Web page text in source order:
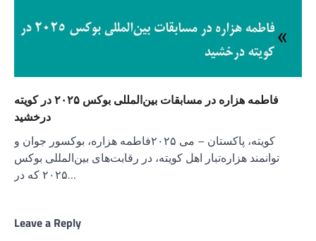
فاطمه هزاره در مسابقات بین‌المللی بوکس ۲۰۲۵ در کویته
درخشید
کویته، پاکستان – می ۲۰۲۵فاطمه هزاره، بوکسور جوان و
توانمند هزاره‌تبار اهل کویته، در رقابت‌های بین‌المللی بوکس
۲۰۲۵ که در…
Leave a Reply